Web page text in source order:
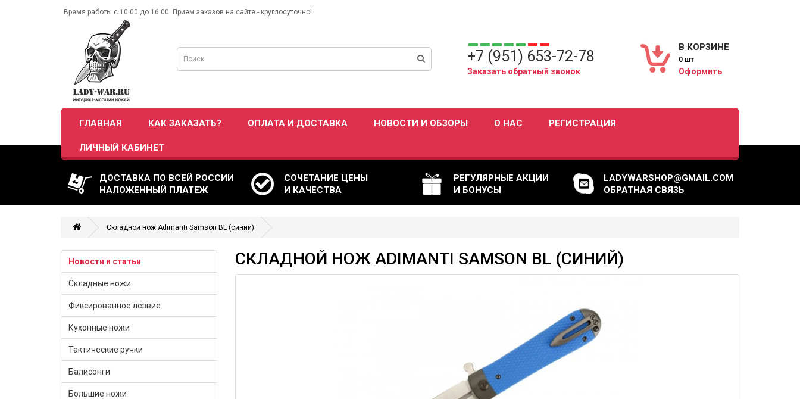
Время работы с 10:00 до 16:00. Прием заказов на сайте - круглосуточно!
+7 (951) 653-72-78
Заказать обратный звонок
В КОРЗИНЕ
0 шт
Оформить
ГЛАВНАЯ КАК ЗАКАЗАТЬ? ОПЛАТА И ДОСТАВКА НОВОСТИ И ОБЗОРЫ О НАС РЕГИСТРАЦИЯ
ЛИЧНЫЙ КАБИНЕТ
ДОСТАВКА ПО ВСЕЙ РОССИИ
НАЛОЖЕННЫЙ ПЛАТЕЖ
СОЧЕТАНИЕ ЦЕНЫ
И КАЧЕСТВА
РЕГУЛЯРНЫЕ АКЦИИ
И БОНУСЫ
LADYWARSHOP@GMAIL.COM
ОБРАТНАЯ СВЯЗЬ
Складной нож Adimanti Samson BL (синий)
Новости и статьи
Складные ножи
Фиксированное лезвие
Кухонные ножи
Тактические ручки
Балисонги
Большие ножи
СКЛАДНОЙ НОЖ ADIMANTI SAMSON BL (СИНИЙ)